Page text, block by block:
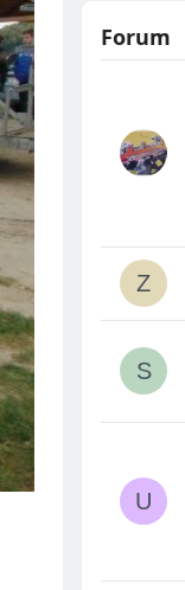
Forum